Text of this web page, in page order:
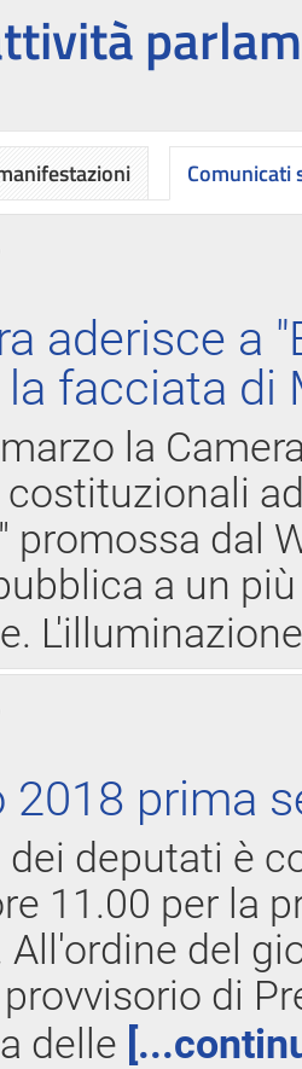
Comunicati
aderisce a
la facciata di
la
promossa dal
a un
2018 prima
dei deputati è
11.00 per la
All'ordine del
di
delle